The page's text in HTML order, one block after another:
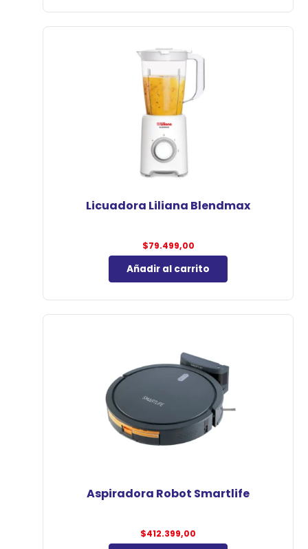
Licuadora Liliana Blendmax
$79.499,00
Añadir al carrito
Aspiradora Robot Smartlife
$412.399,00